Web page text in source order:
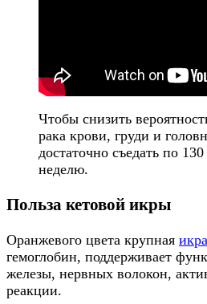
Чтобы снизить
рака крови, груди и
достаточно съедать по
неделю.
Польза кетовой икры
Оранжевого цвета крупная
гемоглобин, поддерживает
железы, нервных волокон,
реакции.